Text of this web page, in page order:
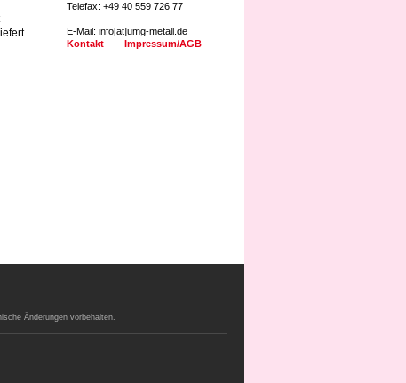
Telefax: +49 40 559 726 77
E-Mail: info[at]umg-metall.de
Kontakt
Impressum/AGB
Änderungen vorbehalten.